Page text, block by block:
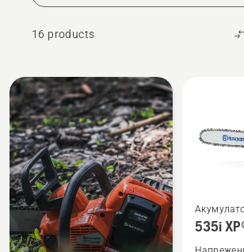
16 products
All
products
Вижте
повече
триони
535i